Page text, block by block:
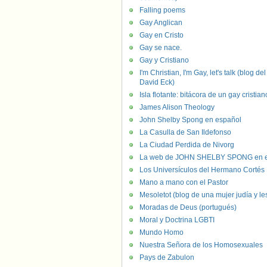
Falling poems
Gay Anglican
Gay en Cristo
Gay se nace.
Gay y Cristiano
I'm Christian, I'm Gay, let's talk (blog del
David Eck)
Isla flotante: bitácora de un gay
James Alison Theology
John Shelby Spong en español
La Casulla de San Ildefonso
La Ciudad Perdida de Nivorg
La web de JOHN SHELBY SPONG en
Los Universículos del Hermano Cortés
Mano a mano con el Pastor
Mesoletot (blog de una mujer judía y
Moradas de Deus (portugués)
Moral y Doctrina LGBTI
Mundo Homo
Nuestra Señora de los Homosexuales
Pays de Zabulon